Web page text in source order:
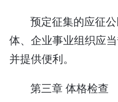
预定征集的应征
体、企业事业组织应
并提供便利。
第三章 体格检查